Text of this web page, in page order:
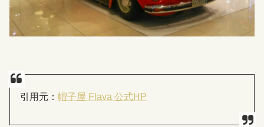
引用元：帽子屋 Flava 公式HP